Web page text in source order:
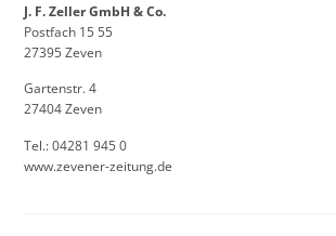
J. F. Zeller GmbH & Co.
Postfach 15 55
27395 Zeven
Gartenstr. 4
27404 Zeven
Tel.: 04281 945 0
www.zevener-zeitung.de